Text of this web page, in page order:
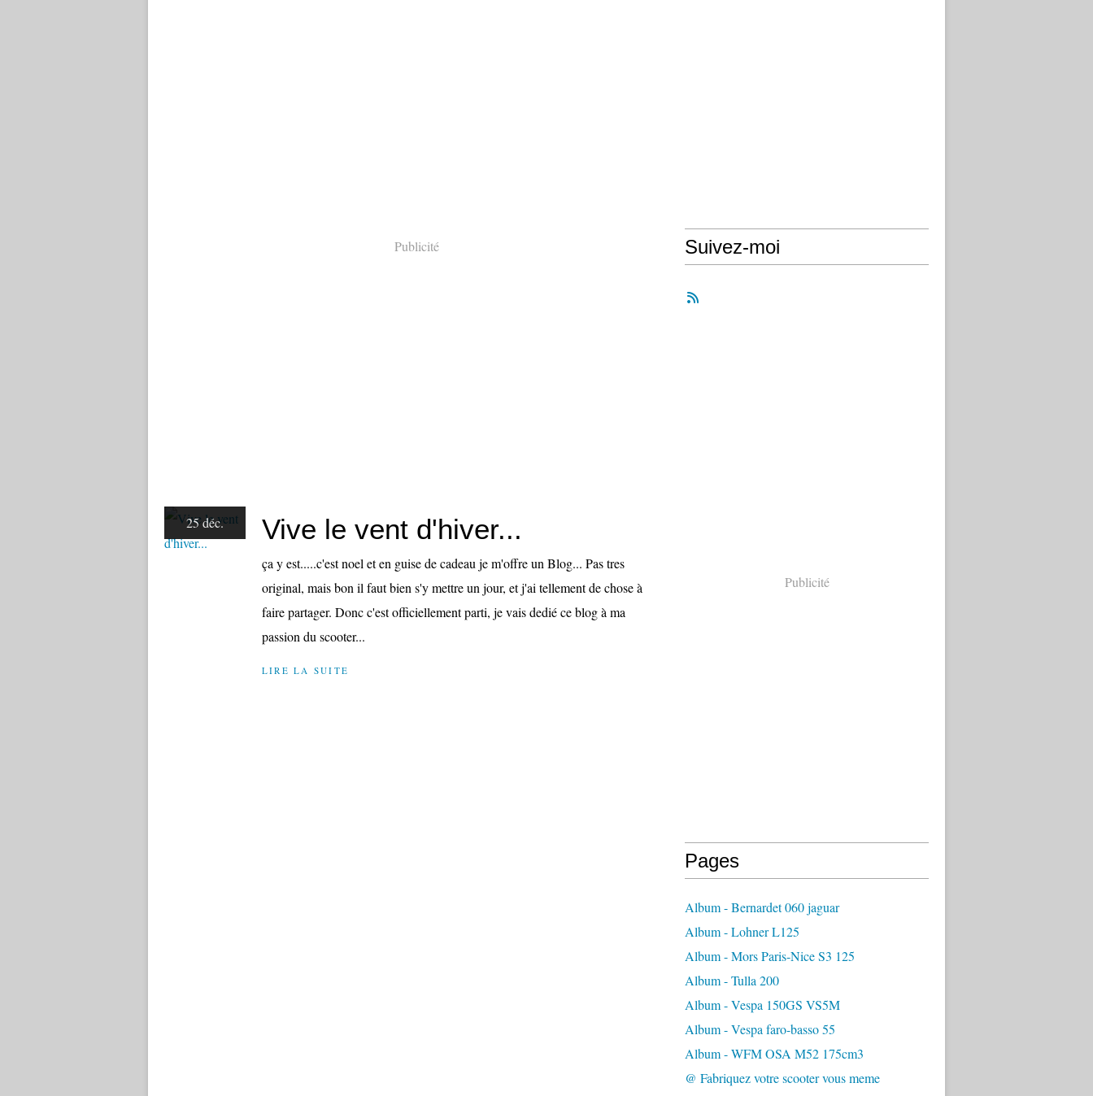
Publicité
25 déc. Vive le vent d'hiver...
ça y est.....c'est noel et en guise de cadeau je m'offre un Blog... Pas tres
original, mais bon il faut bien s'y mettre un jour, et j'ai tellement de chose à
faire partager. Donc c'est officiellement parti, je vais dedié ce blog à ma
passion du scooter...
LIRE LA SUITE
Suivez-moi
Publicité
Pages
Album - Bernardet 060 jaguar
Album - Lohner L125
Album - Mors Paris-Nice S3 125
Album - Tulla 200
Album - Vespa 150GS VS5M
Album - Vespa faro-basso 55
Album - WFM OSA M52 175cm3
@ Fabriquez votre scooter vous meme